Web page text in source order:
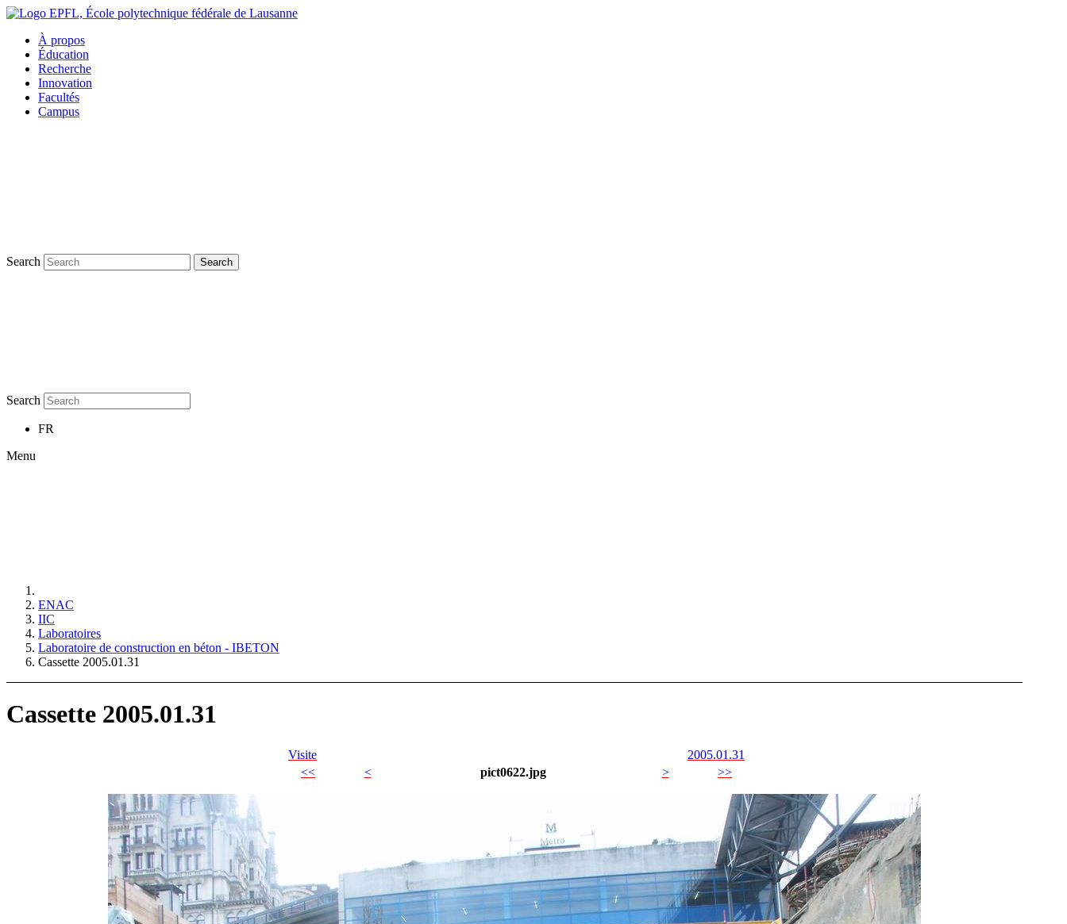
À propos
Éducation
Recherche
Innovation
Facultés
Campus
Search Search
Search
FR
Menu
ENAC
IIC
Laboratoires
Laboratoire de construction en béton - IBETON
Cassette 2005.01.31
Cassette 2005.01.31
Visite
2005.01.31
<<
< pict0622.jpg > >>